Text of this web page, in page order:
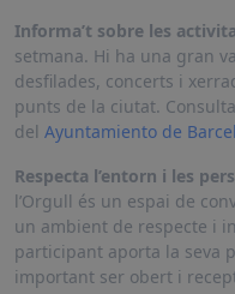
Informa’t sobre les
setmana. Hi ha una gran
desfilades, concerts i
punts de la ciutat.
del Ayuntamiento de
Respecta l’entorn i les
l’Orgull és un espai de
un ambient de respecte i
participant aporta la seva
important ser obert i